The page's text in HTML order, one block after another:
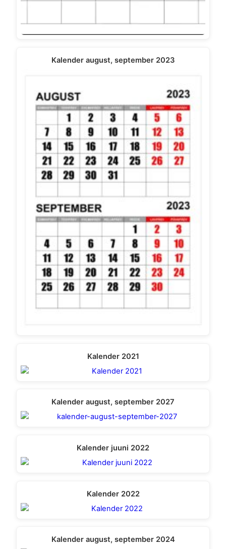
Kalender august, september 2023
Kalender 2021
Kalender august, september 2027
Kalender juuni 2022
Kalender 2022
Kalender august, september 2024